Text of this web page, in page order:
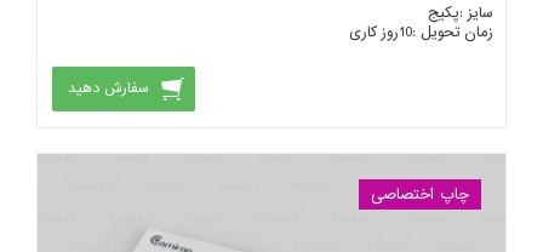
سایز :پکیج
زمان تحویل :10روز کاری
سفارش دهید
چاپ اختصاصی